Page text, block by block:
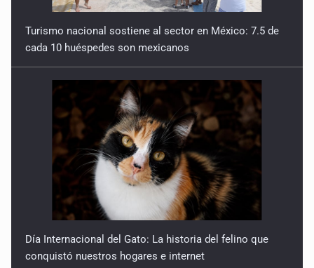
Turismo nacional sostiene al sector en México: 7.5 de
cada 10 huéspedes son mexicanos
Día Internacional del Gato: La historia del felino que
conquistó nuestros hogares e internet